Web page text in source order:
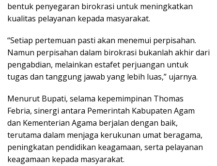
bentuk penyegaran birokrasi untuk meningkatkan
kualitas pelayanan kepada masyarakat.
“Setiap pertemuan pasti akan menemui perpisahan.
Namun perpisahan dalam birokrasi bukanlah akhir dari
pengabdian, melainkan estafet perjuangan untuk
tugas dan tanggung jawab yang lebih luas,” ujarnya.
Menurut Bupati, selama kepemimpinan Thomas
Febria, sinergi antara Pemerintah Kabupaten Agam
dan Kementerian Agama berjalan dengan baik,
terutama dalam menjaga kerukunan umat beragama,
peningkatan pendidikan keagamaan, serta pelayanan
keagamaan kepada masyarakat.